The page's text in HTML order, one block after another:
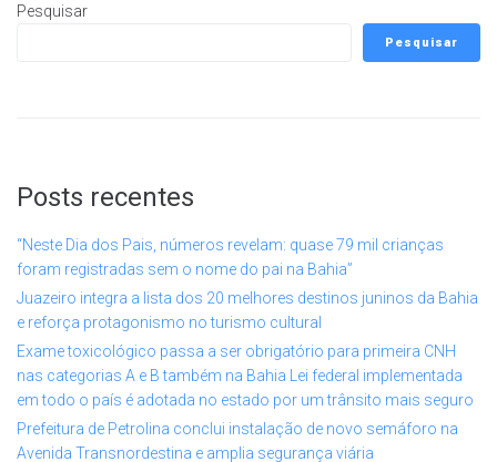
Pesquisar
Pesquisar
Posts recentes
“Neste Dia dos Pais, números revelam: quase 79 mil crianças
foram registradas sem o nome do pai na Bahia”
Juazeiro integra a lista dos 20 melhores destinos juninos da Bahia
e reforça protagonismo no turismo cultural
Exame toxicológico passa a ser obrigatório para primeira CNH
nas categorias A e B também na Bahia Lei federal implementada
em todo o país é adotada no estado por um trânsito mais seguro
Prefeitura de Petrolina conclui instalação de novo semáforo na
Avenida Transnordestina e amplia segurança viária